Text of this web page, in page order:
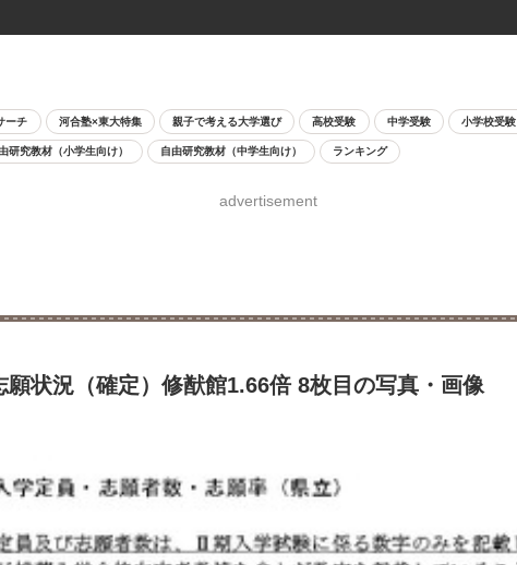
ーチ 河合塾×東大特集 親子で考える大学選び 高校受験 中学受験 小学校受験
研究教材（小学生向け） 自由研究教材（中学生向け） ランキング
advertisement
願状況（確定）修猷館1.66倍 8枚目の写真・画像